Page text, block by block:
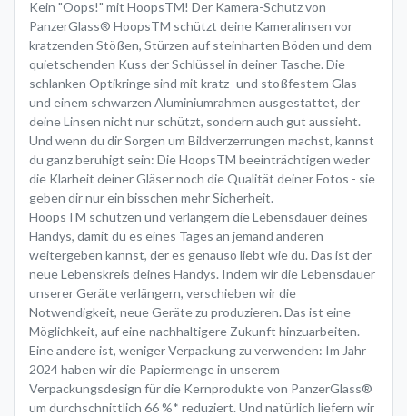
Kein "Oops!" mit HoopsTM! Der Kamera-Schutz von
PanzerGlass® HoopsTM schützt deine Kameralinsen vor
kratzenden Stößen, Stürzen auf steinharten Böden und dem
quietschenden Kuss der Schlüssel in deiner Tasche. Die
schlanken Optikringe sind mit kratz- und stoßfestem Glas
und einem schwarzen Aluminiumrahmen ausgestattet, der
deine Linsen nicht nur schützt, sondern auch gut aussieht.
Und wenn du dir Sorgen um Bildverzerrungen machst, kannst
du ganz beruhigt sein: Die HoopsTM beeinträchtigen weder
die Klarheit deiner Gläser noch die Qualität deiner Fotos - sie
geben dir nur ein bisschen mehr Sicherheit.
HoopsTM schützen und verlängern die Lebensdauer deines
Handys, damit du es eines Tages an jemand anderen
weitergeben kannst, der es genauso liebt wie du. Das ist der
neue Lebenskreis deines Handys. Indem wir die Lebensdauer
unserer Geräte verlängern, verschieben wir die
Notwendigkeit, neue Geräte zu produzieren. Das ist eine
Möglichkeit, auf eine nachhaltigere Zukunft hinzuarbeiten.
Eine andere ist, weniger Verpackung zu verwenden: Im Jahr
2024 haben wir die Papiermenge in unserem
Verpackungsdesign für die Kernprodukte von PanzerGlass®
um durchschnittlich 66 %* reduziert. Und natürlich liefern wir